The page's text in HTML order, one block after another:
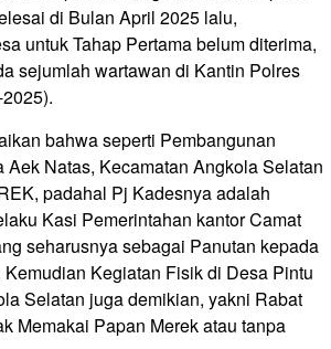
di Bulan April 2025 lalu,
untuk Tahap Pertama belum diterima,
sejumlah wartawan di Kantin Polres
bahwa seperti Pembangunan
Aek Natas, Kecamatan Angkola Selatan
padahal Pj Kadesnya adalah
Kasi Pemerintahan kantor Camat
seharusnya sebagai Panutan kepada
Kegiatan Fisik di Desa Pintu
Selatan juga demikian, yakni Rabat
Memakai Papan Merek atau tanpa